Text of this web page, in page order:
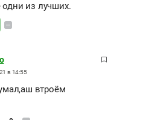
из лучших.
в 14:55
втроём